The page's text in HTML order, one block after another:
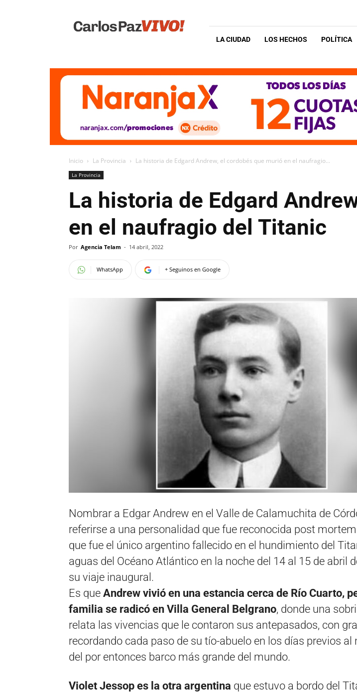
Vivo
LA CIUDAD LOS HECHOS POLÍTICA
Inicio La Provincia La historia de Edgard Andrew, el cordobés que murió en el naufragio...
La Provincia
La historia de Edgard
en el naufragio del Titanic
Por Agencia Telam - 14 abril, 2022
WhatsApp + Seguinos en Google
Nombrar a Edgar Andrew en el Valle de Calamuchita de
referirse a una personalidad que fue reconocida post
que fue el único argentino fallecido en el hundimiento del
aguas del Océano Atlántico en la noche del 14 al 15 de abril
su viaje inaugural.
Es que Andrew vivió en una estancia cerca de Río Cuarto,
familia se radicó en Villa General Belgrano, donde una
relata las vivencias que le contaron sus antepasados, con
recordando cada paso de su tío-abuelo en los días previos al
del por entonces barco más grande del mundo.
Violet Jessop es la otra argentina que estuvo a bordo del